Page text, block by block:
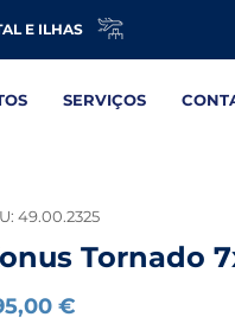
E ILHAS
SERVIÇOS
49.00.2325
Tornado
€